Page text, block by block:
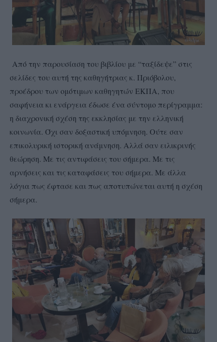
Από την παρουσίαση του βιβλίου με “ταξίδεψε” στις
σελίδες του αυτή της καθηγήτριας κ. Πριόβολου,
προέδρου των ομότιμων καθηγητών ΕΚΠΑ, που
σαφήνεια κι ενάργεια έδωσε ένα σύντομο περίγραμμα:
η διαχρονική σχέση της εκκλησίας με την ελληνική
κοινωνία. Όχι σαν δοξαστική υπόμνηση. Ούτε σαν
επικολυρική ιστορική ανάμνηση. Αλλά σαν ειλικρινής
θεώρηση. Με τις αντιφάσεις του σήμερα. Με τις
αρνήσεις και τις καταφάσεις του σήμερα. Με άλλα
λόγια πως έφτασε και πως αποτυπώνεται αυτή η σχέση
σήμερα.